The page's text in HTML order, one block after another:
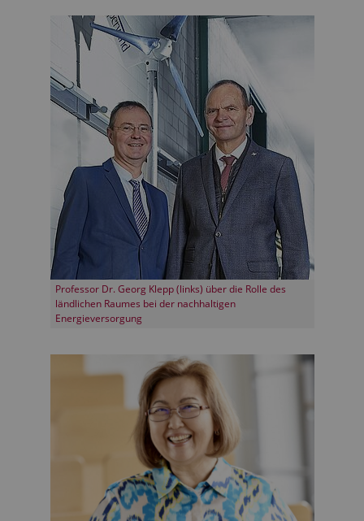
Professor Dr. Georg Klepp (links) über die Rolle des
ländlichen Raumes bei der nachhaltigen
Energieversorgung